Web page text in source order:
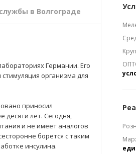
в Волгограде
Германии. Его
организма для
приносил
десяти лет. Сегодня,
и не имеет аналогов
борется с таким
инсулина.